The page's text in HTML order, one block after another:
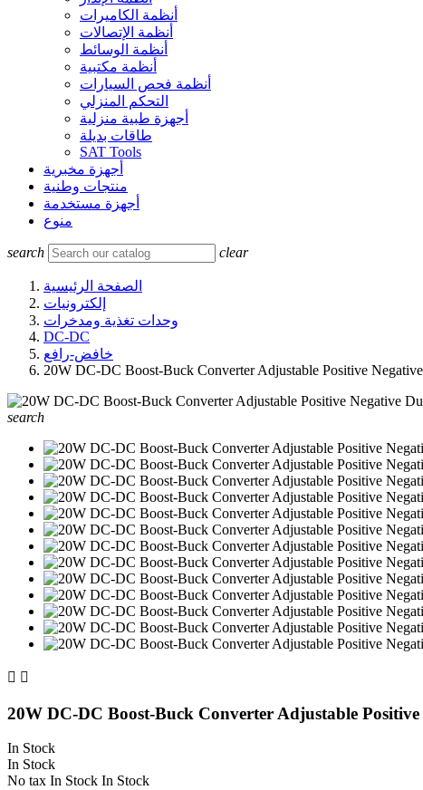
أنظمة الكاميرات
أنظمة الإتصالات
أنظمة الوسائط
أنظمة مكتبية
أنظمة فحص السيارات
التحكم المنزلي
أجهزة طبية منزلية
طاقات بديلة
SAT Tools
أجهزة مخبرية
منتجات وطنية
أجهزة مستخدمة
منوع
search clear
الصفحة الرئيسية
إلكترونيات
وحدات تغذية ومدخرات
DC-DC
خافض-رافع
20W DC-DC Boost-Buck Converter Adjustable Positive
search
 
20W DC-DC Boost-Buck Converter Adjustable
In Stock
In Stock
No tax In Stock In Stock